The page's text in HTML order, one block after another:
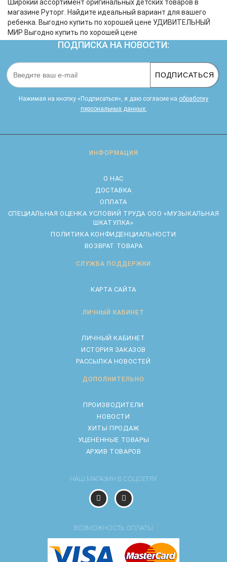
Широкий ассортимент оригинальных детских товаров в
магазине Руторг. Найдите идеальный вариант для вашего
ребенка. Выгодно купить по хорошей цене УДИВИТЕЛЬНЫЙ
МИР Выгодно купить по хорошей цене
ПОДПИСКА НА НОВОСТИ:
ПОДПИСАТЬСЯ
Нажимая на кнопку «Подписаться», я даю cогласие на обработку
персональных данных.
ИНФОРМАЦИЯ
О НАС
ДОСТАВКА
ОПЛАТА
CПЕЦИАЛЬНАЯ ОЦЕНКА УСЛОВИЙ ТРУДА ООО «МУЗЫКАЛЬНАЯ
ШКАТУЛКА»
ПОЛИТИКА КОНФИДЕНЦИАЛЬНОСТИ
ВОЗВРАТ ТОВАРА
СЛУЖБА ПОДДЕРЖКИ
КАРТА САЙТА
ЛИЧНЫЙ КАБИНЕТ
ЛИЧНЫЙ КАБИНЕТ
ИСТОРИЯ ЗАКАЗОВ
РАССЫЛКА НОВОСТЕЙ
ДОПОЛНИТЕЛЬНО
ПРОИЗВОДИТЕЛИ
НОВОСТИ
ХИТЫ ПРОДАЖ
УЦЕНЕННЫЕ ТОВАРЫ
АРХИВ ТОВАРОВ
НАШ МАГАЗИН В СОЦСЕТЯХ
ВОЗМОЖНОСТЬ ОПЛАТЫ